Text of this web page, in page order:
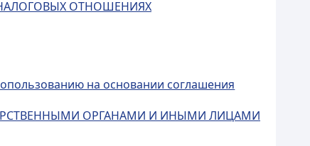
НАЛОГОВЫХ ОТНОШЕНИЯХ
на основании соглашения
ОРГАНАМИ И ИНЫМИ ЛИЦАМИ